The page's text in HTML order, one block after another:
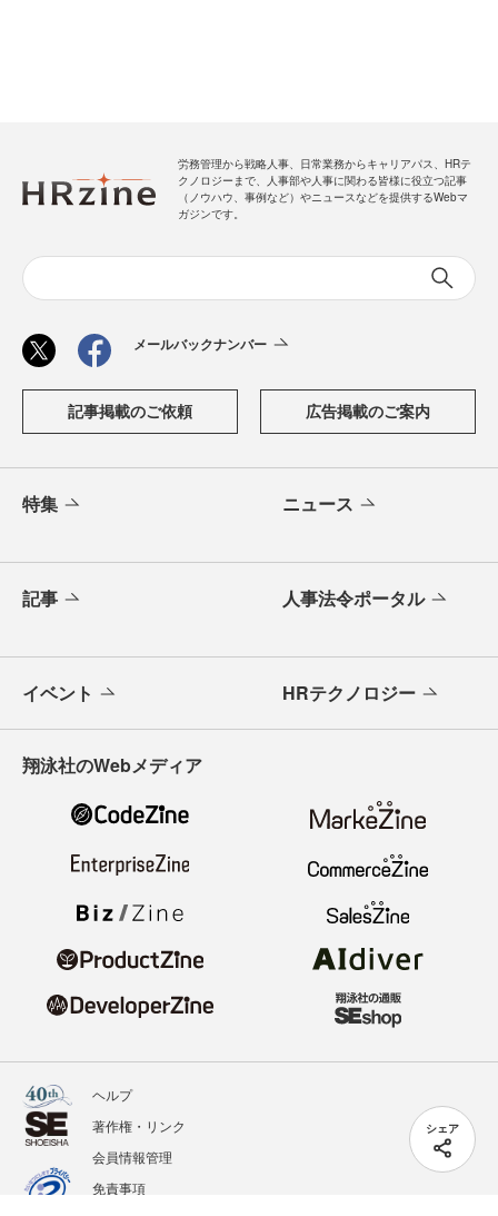
シェア
労務管理から戦略人事、日常業務からキャリアパス、HRテ
クノロジーまで、人事部や人事に関わる皆様に役立つ記事
（ノウハウ、事例など）やニュースなどを提供するWebマ
ガジンです。
メールバックナンバー
記事掲載のご依頼 広告掲載のご案内
特集 ニュース
記事 人事法令ポータル
イベント HRテクノロジー
翔泳社のWebメディア
ヘルプ
著作権・リンク
会員情報管理
免責事項